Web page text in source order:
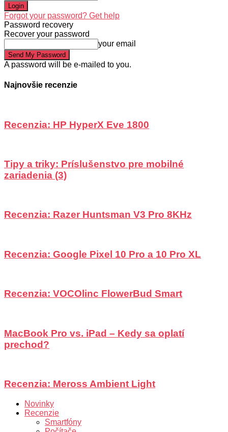
Forgot your password? Get help
Password recovery
Recover your password
your email
A password will be e-mailed to you.
Najnovšie recenzie
Recenzia: HP HyperX Eve 1800
Tipy a triky: Príslušenstvo pre mobilné
zariadenia (3)
Recenzia: Razer Huntsman V3 Pro 8KHz
Recenzia: Google Pixel 10 Pro a 10 Pro XL
Recenzia: VOCOlinc FlowerBud Smart
MacBook Pro vs. iPad – Kedy sa oplatí
prechod?
Recenzia: Meross Ambient Light
Novinky
Recenzie
Smartfóny